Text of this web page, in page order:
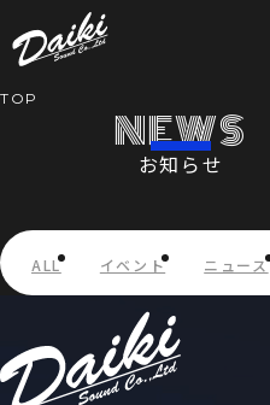
NEWS
SERVICE
COMPANY
TOP
NEWS
お知らせ
ALL イベント ニュース